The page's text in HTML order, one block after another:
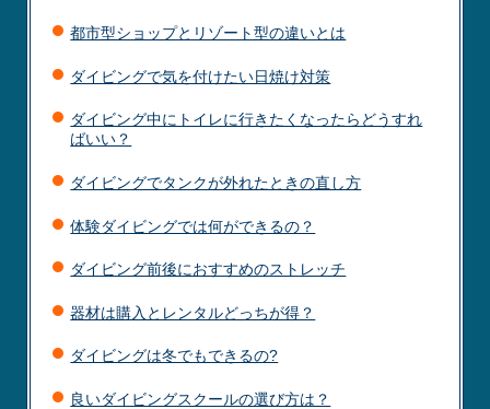
都市型ショップとリゾート型の違いとは
ダイビングで気を付けたい日焼け対策
ダイビング中にトイレに行きたくなったらどうすれ
ばいい？
ダイビングでタンクが外れたときの直し方
体験ダイビングでは何ができるの？
ダイビング前後におすすめのストレッチ
器材は購入とレンタルどっちが得？
ダイビングは冬でもできるの?
良いダイビングスクールの選び方は？